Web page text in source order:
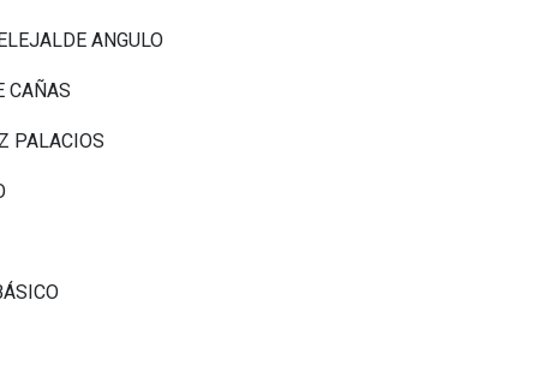
ANGULO
CAÑAS
PALACIOS